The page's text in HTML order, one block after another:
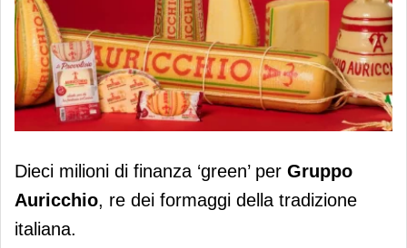
Auricchio: 10 milioni di finanza
sostenibile
Dieci milioni di finanza ‘green’ per Gruppo
Auricchio, re dei formaggi della tradizione
italiana.